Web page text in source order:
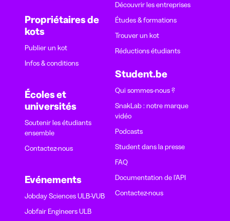
Propriétaires de
kots
Publier un kot
Infos & conditions
Écoles et
universités
Soutenir les étudiants
ensemble
Contactez-nous
Evénements
Jobday Sciences ULB-VUB
Jobfair Engineers ULB
Découvrir les entreprises
Études & formations
Trouver un kot
Réductions étudiants
Student.be
Qui sommes-nous ?
SnakLab : notre marque
vidéo
Podcasts
Student dans la presse
FAQ
Documentation de l'API
Contactez-nous